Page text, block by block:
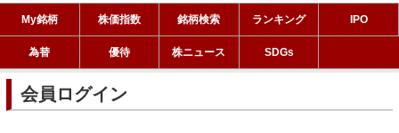
My銘柄 株価指数 銘柄検索 ランキング IPO
為替 優待 株ニュース SDGs
会員ログイン